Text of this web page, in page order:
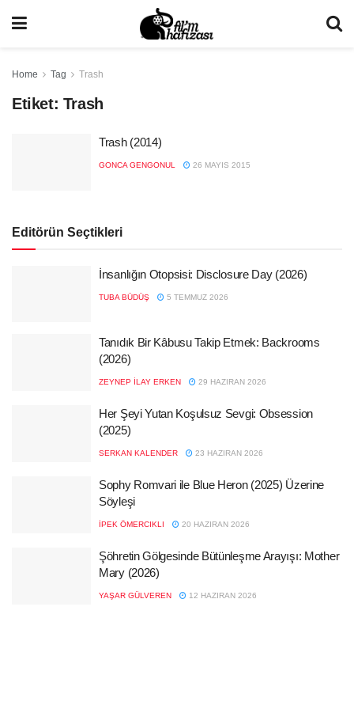
Home Tag Trash
Etiket: Trash
Trash (2014)
GONCA GENGONUL 26 MAYIS 2015
Editörün Seçtikleri
İnsanlığın Otopsisi: Disclosure Day (2026)
TUBA BÜDÜŞ 5 TEMMUZ 2026
Tanıdık Bir Kâbusu Takip Etmek: Backrooms
(2026)
ZEYNEP İLAY ERKEN 29 HAZIRAN 2026
Her Şeyi Yutan Koşulsuz Sevgi: Obsession
(2025)
SERKAN KALENDER 23 HAZIRAN 2026
Sophy Romvari ile Blue Heron (2025) Üzerine
Söyleşi
İPEK ÖMERCIKLI 20 HAZIRAN 2026
Şöhretin Gölgesinde Bütünleşme Arayışı: Mother
Mary (2026)
YAŞAR GÜLVEREN 12 HAZIRAN 2026